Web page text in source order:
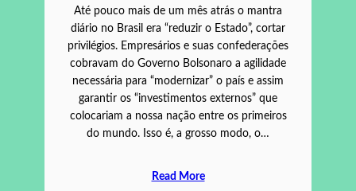
Até pouco mais de um mês atrás o mantra
diário no Brasil era “reduzir o Estado”, cortar
privilégios. Empresários e suas confederações
cobravam do Governo Bolsonaro a agilidade
necessária para “modernizar” o país e assim
garantir os “investimentos externos” que
colocariam a nossa nação entre os primeiros
do mundo. Isso é, a grosso modo, o…
Read More